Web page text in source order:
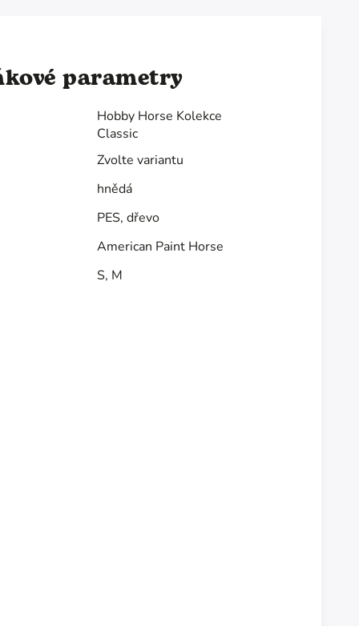
parametry
Hobby Horse Kolekce
Classic
Zvolte variantu
hnědá
PES, dřevo
American Paint Horse
S, M